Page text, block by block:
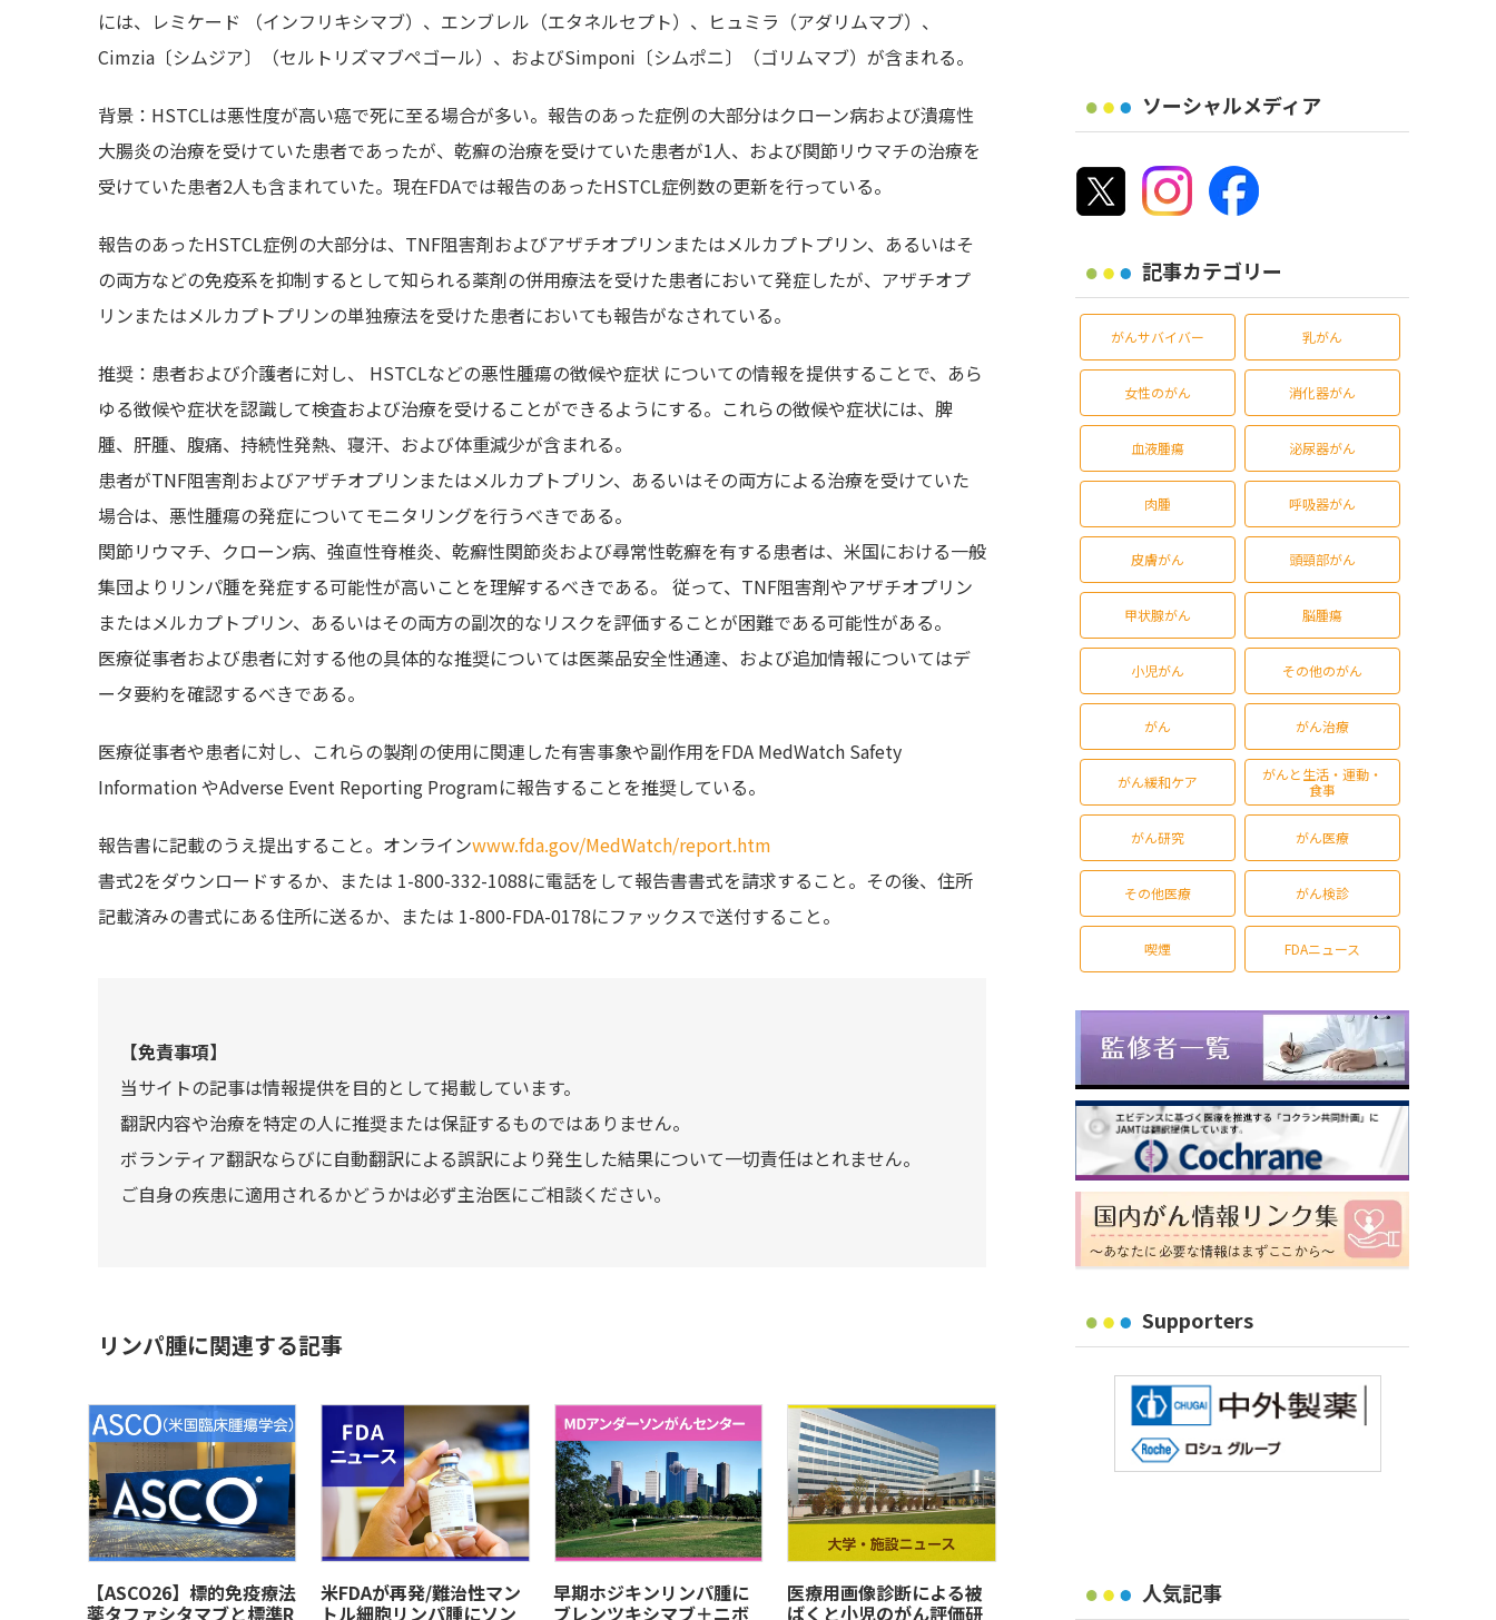
には、レミケード （インフリキシマブ）、エンブレル（エタネルセプト）、ヒュミラ（アダリムマブ）、
Cimzia〔シムジア〕（セルトリズマブペゴール）、およびSimponi〔シムポニ〕（ゴリムマブ）が含まれる。
背景：HSTCLは悪性度が高い癌で死に至る場合が多い。報告のあった症例の大部分はクローン病および潰瘍性
大腸炎の治療を受けていた患者であったが、乾癬の治療を受けていた患者が1人、および関節リウマチの治療を
受けていた患者2人も含まれていた。現在FDAでは報告のあったHSTCL症例数の更新を行っている。
報告のあったHSTCL症例の大部分は、TNF阻害剤およびアザチオプリンまたはメルカプトプリン、あるいはそ
の両方などの免疫系を抑制するとして知られる薬剤の併用療法を受けた患者において発症したが、アザチオプ
リンまたはメルカプトプリンの単独療法を受けた患者においても報告がなされている。
推奨：患者および介護者に対し、 HSTCLなどの悪性腫瘍の徴候や症状 についての情報を提供することで、あら
ゆる徴候や症状を認識して検査および治療を受けることができるようにする。これらの徴候や症状には、脾
腫、肝腫、腹痛、持続性発熱、寝汗、および体重減少が含まれる。
患者がTNF阻害剤およびアザチオプリンまたはメルカプトプリン、あるいはその両方による治療を受けていた
場合は、悪性腫瘍の発症についてモニタリングを行うべきである。
関節リウマチ、クローン病、強直性脊椎炎、乾癬性関節炎および尋常性乾癬を有する患者は、米国における一般
集団よりリンパ腫を発症する可能性が高いことを理解するべきである。 従って、TNF阻害剤やアザチオプリン
またはメルカプトプリン、あるいはその両方の副次的なリスクを評価することが困難である可能性がある。
医療従事者および患者に対する他の具体的な推奨については医薬品安全性通達、および追加情報についてはデ
ータ要約を確認するべきである。
医療従事者や患者に対し、これらの製剤の使用に関連した有害事象や副作用をFDA MedWatch Safety
Information やAdverse Event Reporting Programに報告することを推奨している。
報告書に記載のうえ提出すること。オンラインwww.fda.gov/MedWatch/report.htm
書式2をダウンロードするか、または 1-800-332-1088に電話をして報告書書式を請求すること。その後、住所
記載済みの書式にある住所に送るか、または 1-800-FDA-0178にファックスで送付すること。
【免責事項】
当サイトの記事は情報提供を目的として掲載しています。
翻訳内容や治療を特定の人に推奨または保証するものではありません。
ボランティア翻訳ならびに自動翻訳による誤訳により発生した結果について一切責任はとれません。
ご自身の疾患に適用されるかどうかは必ず主治医にご相談ください。
リンパ腫に関連する記事
【ASCO26】標的免疫療法
薬タファシタマブと標準R
米FDAが再発/難治性マン
トル細胞リンパ腫にソン
早期ホジキンリンパ腫に
ブレンツキシマブ＋ニボ
医療用画像診断による被
ばくと小児のがん評価研
ソーシャルメディア
記事カテゴリー
がんサバイバー 乳がん
女性のがん 消化器がん
血液腫瘍 泌尿器がん
肉腫 呼吸器がん
皮膚がん 頭頸部がん
甲状腺がん 脳腫瘍
小児がん その他のがん
がん がん治療
がん緩和ケア
がんと生活・運動・
食事
がん研究 がん医療
その他医療 がん検診
喫煙 FDAニュース
Supporters
人気記事